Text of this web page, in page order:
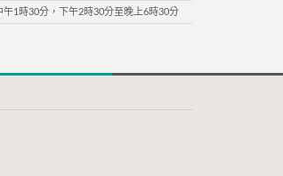
1時30分，下午2時30分至晚上6時30分